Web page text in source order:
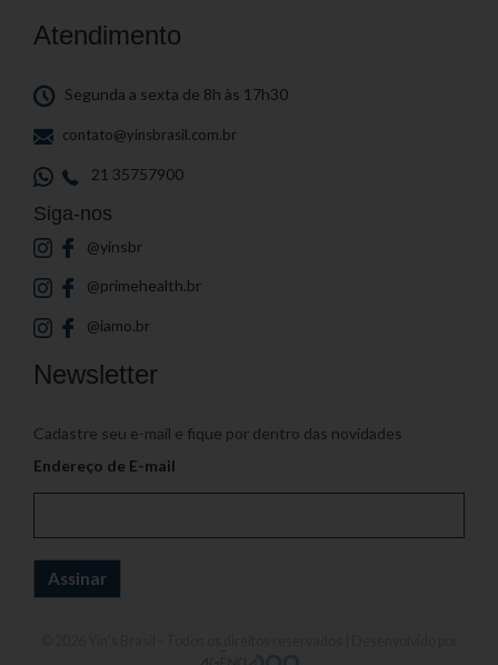
Atendimento
Segunda a sexta de 8h às 17h30
contato@yinsbrasil.com.br
21 35757900
Siga-nos
@yinsbr
@primehealth.br
@iamo.br
Newsletter
Cadastre seu e-mail e fique por dentro das novidades
Endereço de E-mail